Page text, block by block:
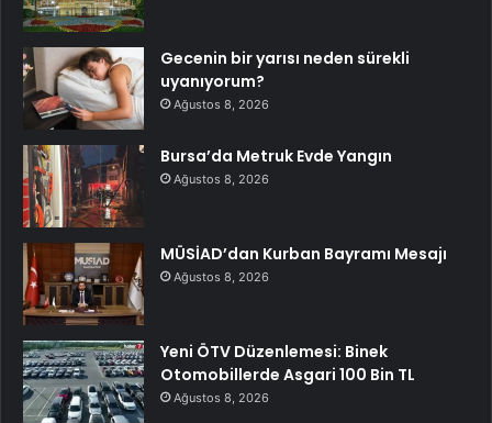
Gecenin bir yarısı neden sürekli
uyanıyorum?
Ağustos 8, 2026
Bursa’da Metruk Evde Yangın
Ağustos 8, 2026
MÜSİAD’dan Kurban Bayramı Mesajı
Ağustos 8, 2026
Yeni ÖTV Düzenlemesi: Binek
Otomobillerde Asgari 100 Bin TL
Ağustos 8, 2026